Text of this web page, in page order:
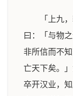
「上九
曰：「与物
非所信而不
亡天下矣。
卒开汉业，